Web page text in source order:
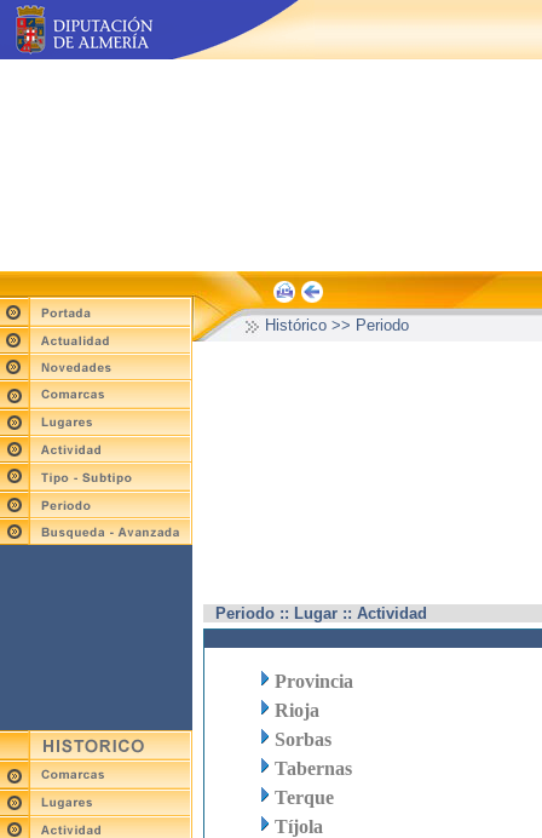
Histórico >> Periodo
Periodo :: Lugar :: Actividad
Provincia
Rioja
Sorbas
Tabernas
Terque
Tíjola